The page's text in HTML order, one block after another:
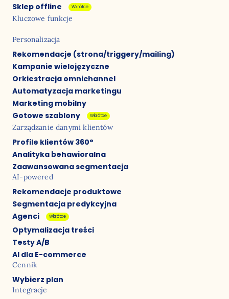
Sklep offline
Wkrótce
Kluczowe funkcje
Personalizacja
Rekomendacje (strona/triggery/mailing)
Kampanie wielojęzyczne
Orkiestracja omnichannel
Automatyzacja marketingu
Marketing mobilny
Gotowe szablony
Wkrótce
Zarządzanie danymi klientów
Profile klientów 360°
Analityka behawioralna
Zaawansowana segmentacja
AI-powered
Rekomendacje produktowe
Segmentacja predykcyjna
Agenci
Wkrótce
Optymalizacja treści
Testy A/B
AI dla E-commerce
Cennik
Wybierz plan
Integracje